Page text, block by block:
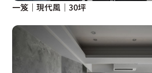
一笈｜現代風｜30坪